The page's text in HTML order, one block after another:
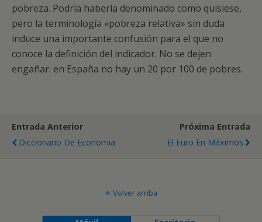
pobreza. Podría haberla denominado como quisiese,
pero la terminología «pobreza relativa» sin duda
induce una importante confusión para el que no
conoce la definición del indicador. No se dejen
engañar: en España no hay un 20 por 100 de pobres.
Entrada Anterior
Diccionario De Economia
Próxima Entrada
El Euro En Máximos
Volver arriba